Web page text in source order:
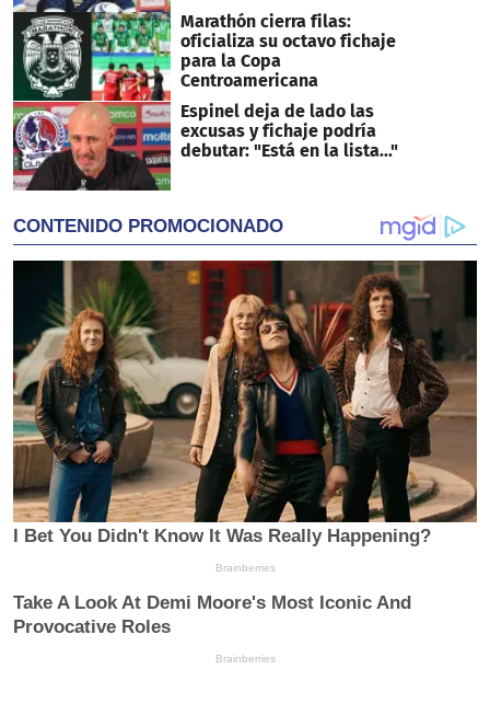
Marathón cierra filas:
oficializa su octavo fichaje
para la Copa
Centroamericana
Espinel deja de lado las
excusas y fichaje podría
debutar: "Está en la lista..."